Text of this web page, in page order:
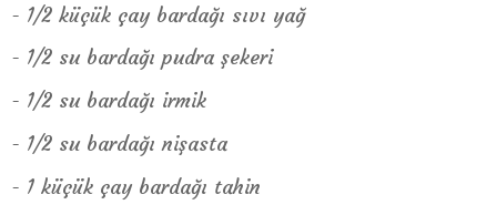
- 1/2 küçük çay bardağı sıvı yağ
- 1/2 su bardağı pudra şekeri
- 1/2 su bardağı irmik
- 1/2 su bardağı nişasta
- 1 küçük çay bardağı tahin